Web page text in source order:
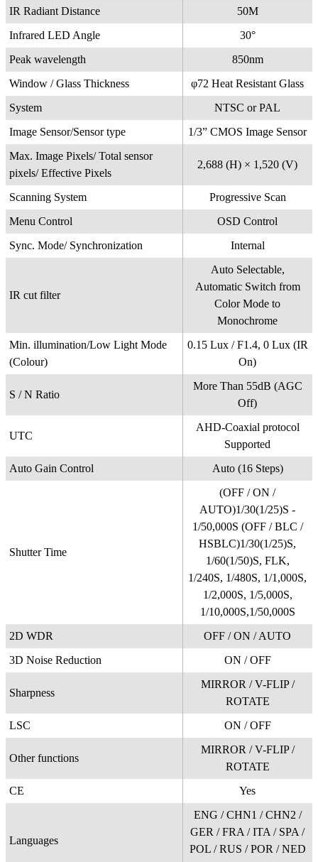
IR Radiant Distance
50M
Infrared LED Angle
30°
Peak wavelength
850nm
Window / Glass Thickness
φ72 Heat Resistant Glass
System
NTSC or PAL
Image Sensor/Sensor type
1/3” CMOS Image Sensor
Max. Image Pixels/ Total sensor
pixels/ Effective Pixels
2,688 (H) × 1,520 (V)
Scanning System
Progressive Scan
Menu Control
OSD Control
Sync. Mode/ Synchronization
Internal
IR cut filter
Auto Selectable,
Automatic Switch from
Color Mode to
Monochrome
Min. illumination/Low Light Mode
(Colour)
0.15 Lux / F1.4, 0 Lux (IR
On)
S / N Ratio
More Than 55dB (AGC
Off)
UTC
AHD-Coaxial protocol
Supported
Auto Gain Control
Auto (16 Steps)
Shutter Time
(OFF / ON /
AUTO)1/30(1/25)S -
1/50,000S (OFF / BLC /
HSBLC)1/30(1/25)S,
1/60(1/50)S, FLK,
1/240S, 1/480S, 1/1,000S,
1/2,000S, 1/5,000S,
1/10,000S,1/50,000S
2D WDR
OFF / ON / AUTO
3D Noise Reduction
ON / OFF
Sharpness
MIRROR / V-FLIP /
ROTATE
LSC
ON / OFF
Other functions
MIRROR / V-FLIP /
ROTATE
CE
Yes
Languages
ENG / CHN1 / CHN2 /
GER / FRA / ITA / SPA /
POL / RUS / POR / NED